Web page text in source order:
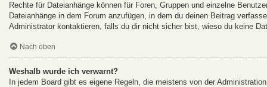
Rechte für Dateianhänge können für Foren, Gruppen und einzelne
Dateianhänge in dem Forum anzufügen, in dem du deinen Beitrag
Administrator kontaktieren, falls du dir nicht sicher bist, wieso du keine
Nach oben
Weshalb wurde ich verwarnt?
In jedem Board gibt es eigene Regeln, die meistens von der